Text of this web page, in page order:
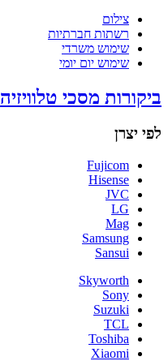
צילום
רשתות חברתיות
שימוש משרדי
שימוש יום יומי
ביקורות מסכי טלוויזיה
לפי יצרן
Fujicom
Hisense
JVC
LG
Mag
Samsung
Sansui
Skyworth
Sony
Suzuki
TCL
Toshiba
Xiaomi